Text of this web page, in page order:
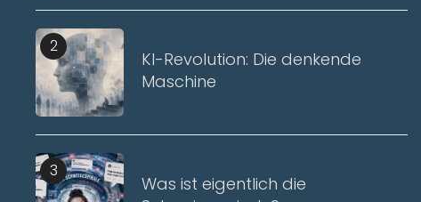
2
KI-Revolution: Die denkende
Maschine
3
Was ist eigentlich die